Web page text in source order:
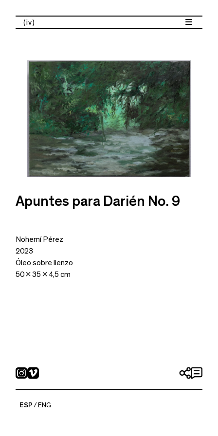
(iv)
Apuntes para Darién No. 9
Nohemí Pérez
2023
Óleo sobre lienzo
50 x 35 x 4,5 cm
ESP ENG